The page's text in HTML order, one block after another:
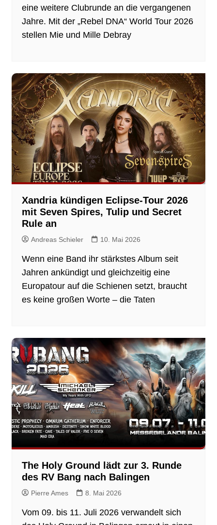
eine weitere Clubrunde an die vergangenen
Jahre. Mit der „Rebel DNA“ World Tour 2026
stellen Mie und Mille Debray
Xandria kündigen Eclipse-Tour 2026
mit Seven Spires, Tulip und Secret
Rule an
Andreas Schieler 10. Mai 2026
Wenn eine Band ihr stärkstes Album seit
Jahren ankündigt und gleichzeitig eine
Europatour auf die Schienen setzt, braucht
es keine großen Worte – die Taten
The Holy Ground lädt zur 3. Runde
des RV Bang nach Balingen
Pierre Ames 8. Mai 2026
Vom 09. bis 11. Juli 2026 verwandelt sich